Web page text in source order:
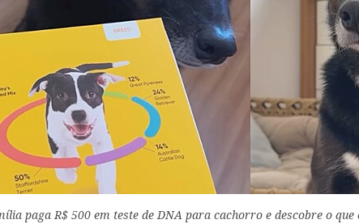
paga R$ 500 em teste de DNA para cachorro e descobre o